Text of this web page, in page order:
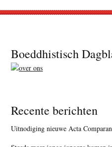
Footer
Boeddhistisch
Recente berichten
Uitnodiging nieuwe Acta